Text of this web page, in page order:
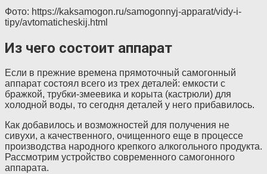
Фото: https://kaksamogon.ru/samogonnyj-apparat/vidy-i-
tipy/avtomaticheskij.html
Из чего состоит аппарат
Если в прежние времена прямоточный самогонный
аппарат состоял всего из трех деталей: емкости с
бражкой, трубки-змеевика и корыта (кастрюли) для
холодной воды, то сегодня деталей у него прибавилось.
Как добавилось и возможностей для получения не
сивухи, а качественного, очищенного еще в процессе
производства народного крепкого алкогольного продукта.
Рассмотрим устройство современного самогонного
аппарата.